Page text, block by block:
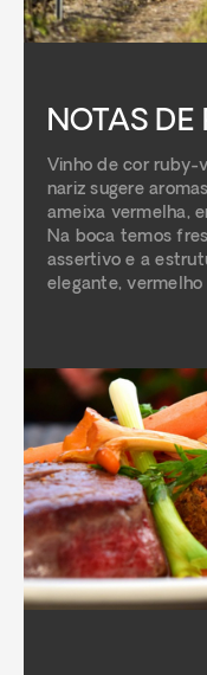
NOTAS DE
Vinho de cor ruby-
nariz sugere
ameixa vermelha,
Na boca temos
assertivo e a
elegante, vermelho